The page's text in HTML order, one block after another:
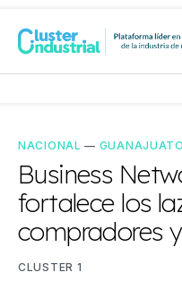
NACIONAL — GUANAJUATO
Business
fortalece los
compradores
CLUSTER 1